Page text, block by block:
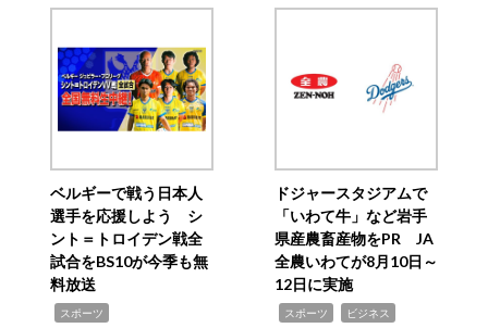
ベルギーで戦う日本人
選手を応援しよう シ
ント＝トロイデン戦全
試合をBS10が今季も無
料放送
スポーツ
ドジャースタジアムで
「いわて牛」など岩手
県産農畜産物をPR JA
全農いわてが8月10日～
12日に実施
スポーツ ビジネス